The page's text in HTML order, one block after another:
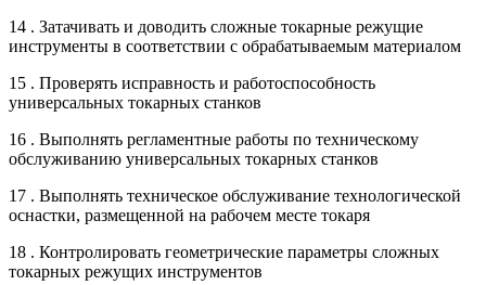
14 . Затачивать и доводить сложные токарные режущие
инструменты в соответствии с обрабатываемым материалом
15 . Проверять исправность и работоспособность
универсальных токарных станков
16 . Выполнять регламентные работы по техническому
обслуживанию универсальных токарных станков
17 . Выполнять техническое обслуживание технологической
оснастки, размещенной на рабочем месте токаря
18 . Контролировать геометрические параметры сложных
токарных режущих инструментов